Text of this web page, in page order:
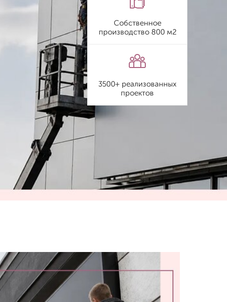
Собственное
производство 800 м2
3500+ реализованных
проектов